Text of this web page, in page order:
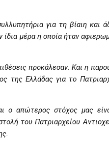
για τη βίαιη και
μέρα η οποία ήταν
προκάλεσαν. Και η
της Ελλάδας για το
ο απώτερος στόχος μας
του Πατριαρχείου